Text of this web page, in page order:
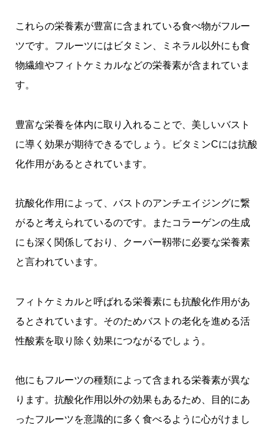
これらの栄養素が豊富に含まれている食べ物がフルー
ツです。フルーツにはビタミン、ミネラル以外にも食
物繊維やフィトケミカルなどの栄養素が含まれていま
す。
豊富な栄養を体内に取り入れることで、美しいバスト
に導く効果が期待できるでしょう。ビタミンCには抗酸
化作用があるとされています。
抗酸化作用によって、バストのアンチエイジングに繋
がると考えられているのです。またコラーゲンの生成
にも深く関係しており、クーパー靱帯に必要な栄養素
と言われています。
フィトケミカルと呼ばれる栄養素にも抗酸化作用があ
るとされています。そのためバストの老化を進める活
性酸素を取り除く効果につながるでしょう。
他にもフルーツの種類によって含まれる栄養素が異な
ります。抗酸化作用以外の効果もあるため、目的にあ
ったフルーツを意識的に多く食べるように心がけまし